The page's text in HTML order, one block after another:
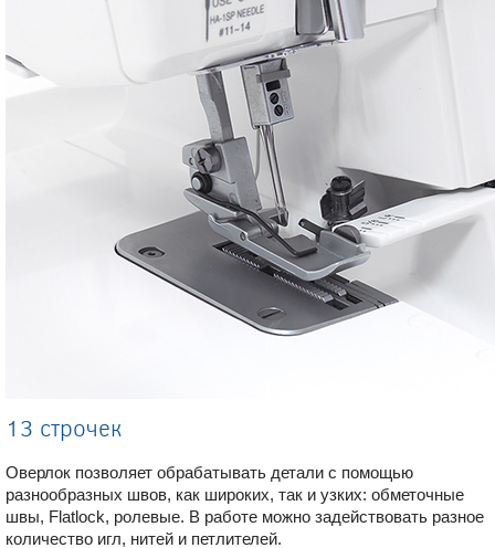
13 строчек
Оверлок позволяет обрабатывать детали с помощью
разнообразных швов, как широких, так и узких: обметочные
швы, Flatlock, ролевые. В работе можно задействовать разное
количество игл, нитей и петлителей.